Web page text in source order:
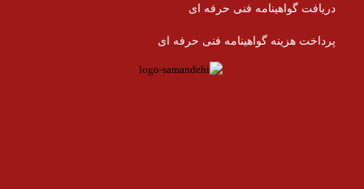
دریافت گواهینامه فنی حرفه ای
پرداخت هزینه گواهینامه فنی حرفه ای